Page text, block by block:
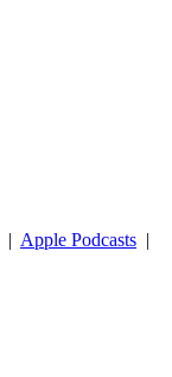
| Apple Podcasts |